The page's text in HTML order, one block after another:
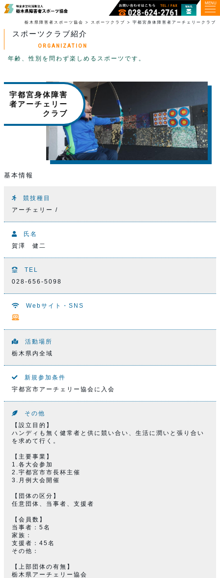
MENU
栃木県障害者スポーツ協会 > スポーツクラブ > 宇都宮身体障害者アーチェリークラブ
スポーツクラブ紹介
ORGANIZATION
年齢、性別を問わず楽しめるスポーツです。
宇都宮身体障害
者アーチェリー
クラブ
基本情報
競技種目
アーチェリー /
氏名
賀澤 健二
TEL
028-656-5098
Webサイト・SNS
活動場所
栃木県内全域
新規参加条件
宇都宮市アーチェリー協会に入会
その他
【設立目的】
ハンディも無く健常者と供に競い合い、生活に潤いと張り合い
を求めて行く。
【主要事業】
1.各大会参加
2.宇都宮市市長杯主催
3.月例大会開催
【団体の区分】
任意団体、当事者、支援者
【会員数】
当事者：5名
家族：
支援者：45名
その他：
【上部団体の有無】
栃木県アーチェリー協会